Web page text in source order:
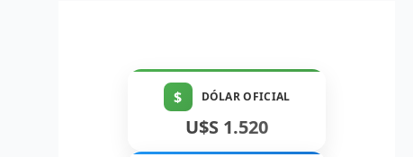
$ DÓLAR OFICIAL
U$S 1.520